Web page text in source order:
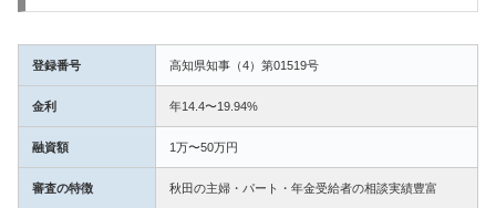
登録番号 高知県知事（4）第01519号
金利 年14.4〜19.94%
融資額 1万〜50万円
審査の特徴 秋田の主婦・パート・年金受給者の相談実績豊富